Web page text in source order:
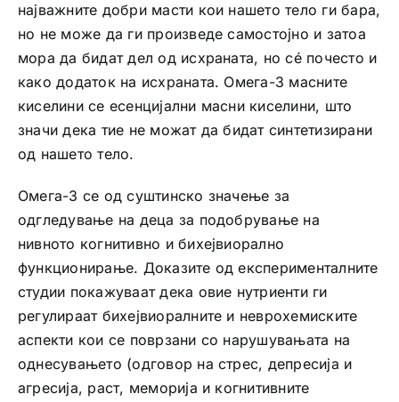
најважните добри масти кои нашето тело ги бара,
но не може да ги произведе самостојно и затоа
мора да бидат дел од исхраната, но сé почесто и
како додаток на исхраната. Омега-3 масните
киселини се есенцијални масни киселини, што
значи дека тие не можат да бидат синтетизирани
од нашето тело.
Омега-3 се од суштинско значење за
одгледување на деца за подобрување на
нивното когнитивно и бихејвиорално
функционирање. Доказите од експерименталните
студии покажуваат дека овие нутриенти ги
регулираат бихејвиоралните и неврохемиските
аспекти кои се поврзани со нарушувањата на
однесувањето (одговор на стрес, депресија и
агресија, раст, меморија и когнитивните